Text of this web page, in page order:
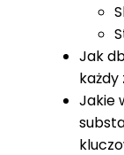
Jak
każdy
Jakie